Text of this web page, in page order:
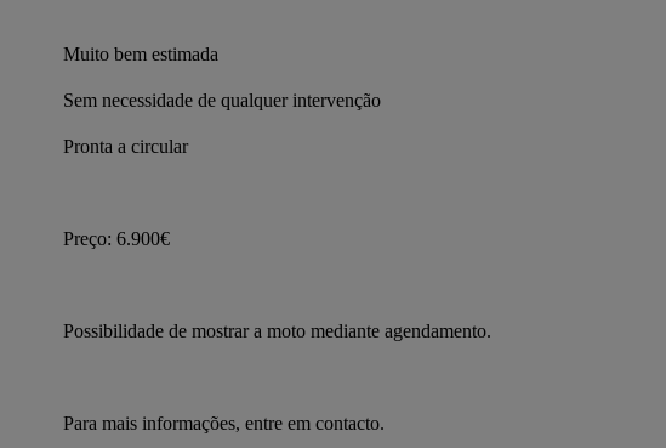
Muito bem estimada
Sem necessidade de qualquer intervenção
Pronta a circular
Preço: 6.900€
Possibilidade de mostrar a moto mediante agendamento.
Para mais informações, entre em contacto.